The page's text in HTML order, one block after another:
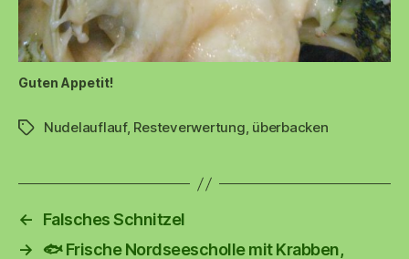
Guten Appetit!
Schlagwörter
Nudelauflauf, Resteverwertung, überbacken
←
Falsches Schnitzel
→
🐟 Frische Nordseescholle mit Krabben,